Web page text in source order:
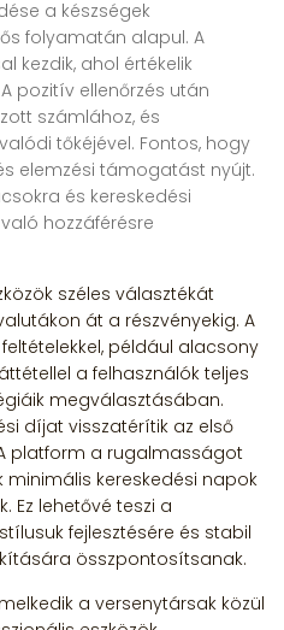
a készségek
folyamatán alapul. A
kezdik, ahol értékelik
pozitív ellenőrzés után
számlához, és
tőkéjével. Fontos, hogy
elemzési támogatást nyújt.
és kereskedési
hozzáférésre
széles választékát
át a részvényekig. A
például alacsony
a felhasználók teljes
megválasztásában.
díjat visszatérítik az első
platform a rugalmasságot
minimális kereskedési napok
Ez lehetővé teszi a
fejlesztésére és stabil
összpontosítsanak.
a versenytársak közül